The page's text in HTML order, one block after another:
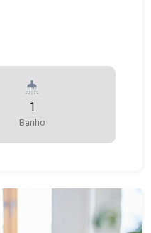
1
Banho